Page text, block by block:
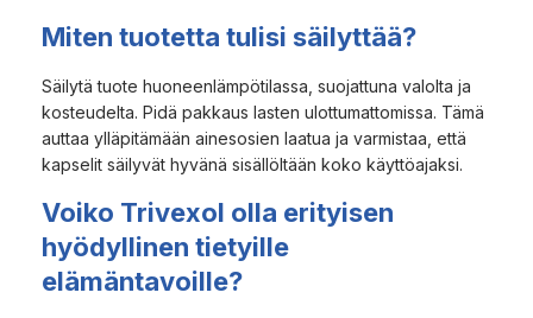
Miten tuotetta tulisi säilyttää?
Säilytä tuote huoneenlämpötilassa, suojattuna valolta ja
kosteudelta. Pidä pakkaus lasten ulottumattomissa. Tämä
auttaa ylläpitämään ainesosien laatua ja varmistaa, että
kapselit säilyvät hyvänä sisällöltään koko käyttöajaksi.
Voiko Trivexol olla erityisen
hyödyllinen tietyille
elämäntavoille?